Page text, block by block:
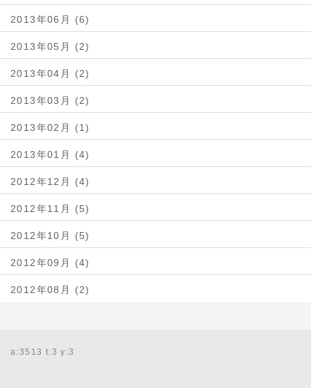
2013年06月 (6)
2013年05月 (2)
2013年04月 (2)
2013年03月 (2)
2013年02月 (1)
2013年01月 (4)
2012年12月 (4)
2012年11月 (5)
2012年10月 (5)
2012年09月 (4)
2012年08月 (2)
a:3513 t:3 y:3